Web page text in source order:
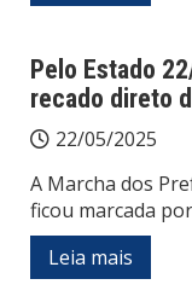
Pelo Estado
recado direto
22/05/2025
A Marcha dos
ficou marcada
Leia mais